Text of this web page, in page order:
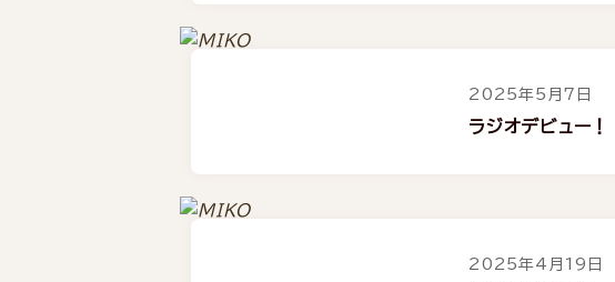
2025年5月7日
ラジオデビュー！
2025年4月19日